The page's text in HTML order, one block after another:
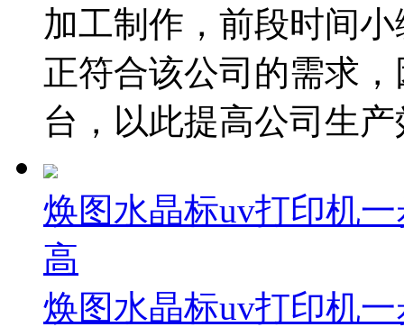
加工制作，前段时间
正符合该公司的需求
台，以此提高公司生
焕图水晶标uv打印机
高
焕图水晶标uv打印机